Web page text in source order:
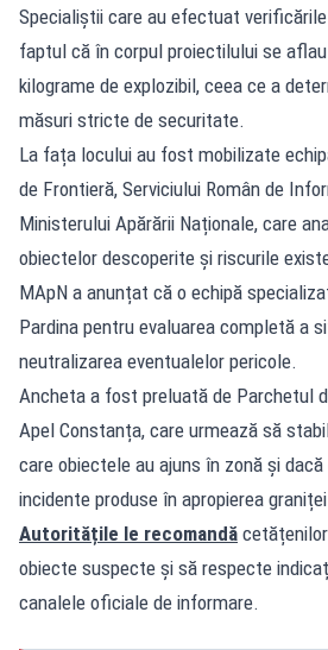
Specialiștii care au efectuat
faptul că în corpul proiectilului se
kilograme de explozibil, ceea ce a
măsuri stricte de securitate.
La fața locului au fost mobilizate
de Frontieră, Serviciului Român de
Ministerului Apărării Naționale, care
obiectelor descoperite și riscurile
MApN a anunțat că o echipă
Pardina pentru evaluarea completă a
neutralizarea eventualelor pericole.
Ancheta a fost preluată de Parchetul
Apel Constanța, care urmează să
care obiectele au ajuns în zonă și
incidente produse în apropierea
Autoritățile le recomandă
obiecte suspecte și să respecte
canalele oficiale de informare.